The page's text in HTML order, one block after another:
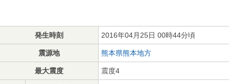
発生時刻 2016年04月25日 00時44分頃
震源地 熊本県熊本地方
最大震度 震度4